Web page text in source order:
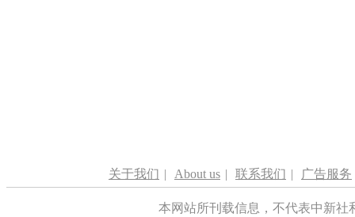
关于我们 | About us | 联系我们 | 广告服务
本网站所刊载信息，不代表中新